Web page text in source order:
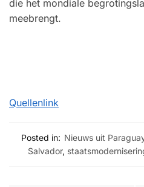
die het mondiale
meebrengt.
Quellenlink
Posted in: Nieuws uit
Salvador,